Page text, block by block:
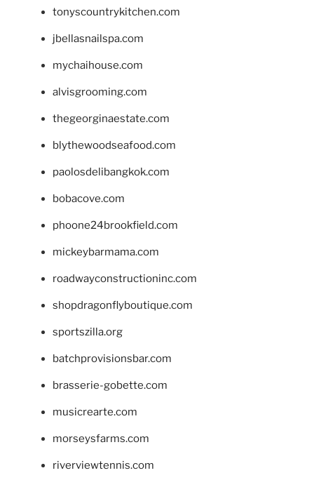
tonyscountrykitchen.com
jbellasnailspa.com
mychaihouse.com
alvisgrooming.com
thegeorginaestate.com
blythewoodseafood.com
paolosdelibangkok.com
bobacove.com
phoone24brookfield.com
mickeybarmama.com
roadwayconstructioninc.com
shopdragonflyboutique.com
sportszilla.org
batchprovisionsbar.com
brasserie-gobette.com
musicrearte.com
morseysfarms.com
riverviewtennis.com